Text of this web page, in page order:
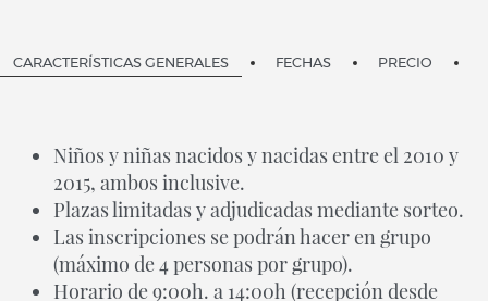
CARACTERÍSTICAS GENERALES FECHAS PRECIO
Niños y niñas nacidos y nacidas entre el 2010 y
2015, ambos inclusive.
Plazas limitadas y adjudicadas mediante sorteo.
Las inscripciones se podrán hacer en grupo
(máximo de 4 personas por grupo).
Horario de 9:00h. a 14:00h (recepción desde